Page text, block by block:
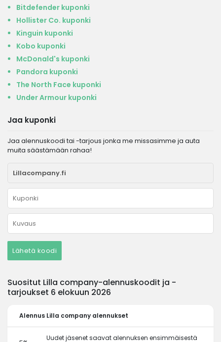
Bitdefender kuponki
Hollister Co. kuponki
Kinguin kuponki
Kobo kuponki
McDonald's kuponki
Pandora kuponki
The North Face kuponki
Under Armour kuponki
Jaa kuponki
Jaa alennuskoodi tai -tarjous jonka me missasimme ja auta
muita säästämään rahaa!
Lähetä koodi
Suositut Lilla company-alennuskoodit ja -
tarjoukset 6 elokuun 2026
Alennus Lilla company alennukset
Uudet jäsenet saavat alennuksen ensimmäisestä